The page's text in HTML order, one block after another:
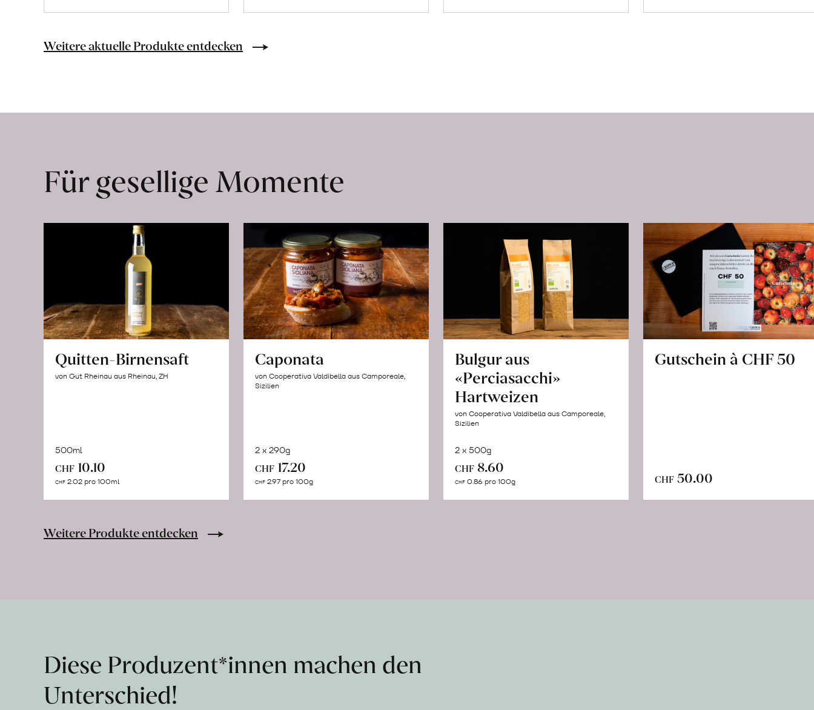
Jose
erfahren
Weitere aktuelle Produkte entdecken
Für gesellige Momente
Quitten-Birnensaft
von Gut Rheinau aus Rheinau, ZH
500ml
CHF 10.10
CHF 2.02 pro 100ml
Caponata
von Cooperativa Valdibella aus Camporeale,
Sizilien
2 x 290g
CHF 17.20
CHF 2.97 pro 100g
Bulgur aus
«Perciasacchi»
Hartweizen
von Cooperativa Valdibella aus Camporeale,
Sizilien
2 x 500g
CHF 8.60
CHF 0.86 pro 100g
Gutschein à CHF 50
CHF 50.00
Warenkorb
Weitere Produkte entdecken
Diese Produzent*innen machen den
Unterschied!